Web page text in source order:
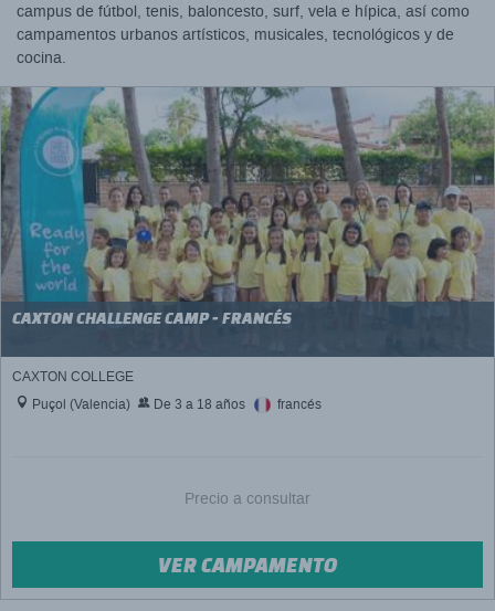
campus de fútbol, tenis, baloncesto, surf, vela e hípica, así como
campamentos urbanos artísticos, musicales, tecnológicos y de
cocina.
CAXTON CHALLENGE CAMP - FRANCÉS
CAXTON COLLEGE
Puçol (Valencia)
De 3 a 18 años francés
Precio a consultar
VER CAMPAMENTO